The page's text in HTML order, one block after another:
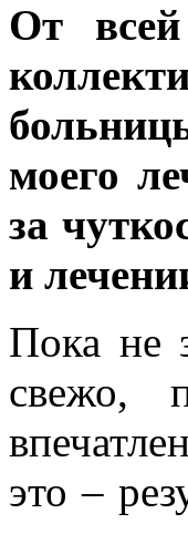
От
моего
за
и
Пока не
свежо,
это –